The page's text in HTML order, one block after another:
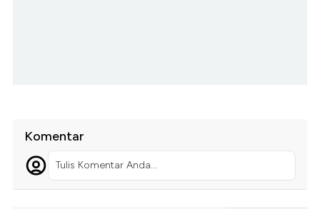
Komentar
Tulis Komentar Anda...